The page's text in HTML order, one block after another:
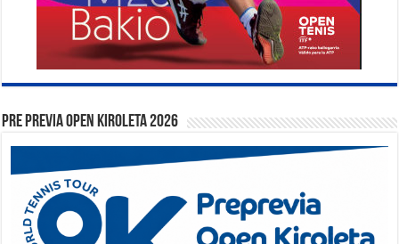
PRE PREVIA OPEN KIROLETA 2026